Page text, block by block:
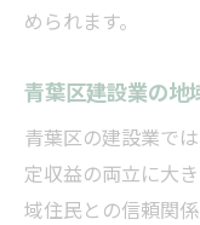
められます。
青葉区建設業の地
青葉区の建設業で
定収益の両立に大
域住民との信頼関